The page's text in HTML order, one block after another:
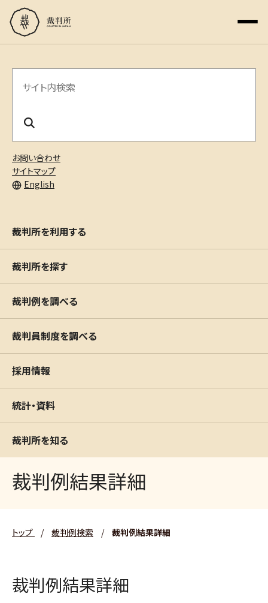
お問い合わせ
サイトマップ
English
サ
内
検
索
裁判所を利用する
裁判所を探す
裁判例を調べる
裁判員制度を調べる
採用情報
統計・資料
裁判所を知る
裁判例結果詳細
トップ / 裁判例検索 / 裁判例結果詳細
裁判例結果詳細